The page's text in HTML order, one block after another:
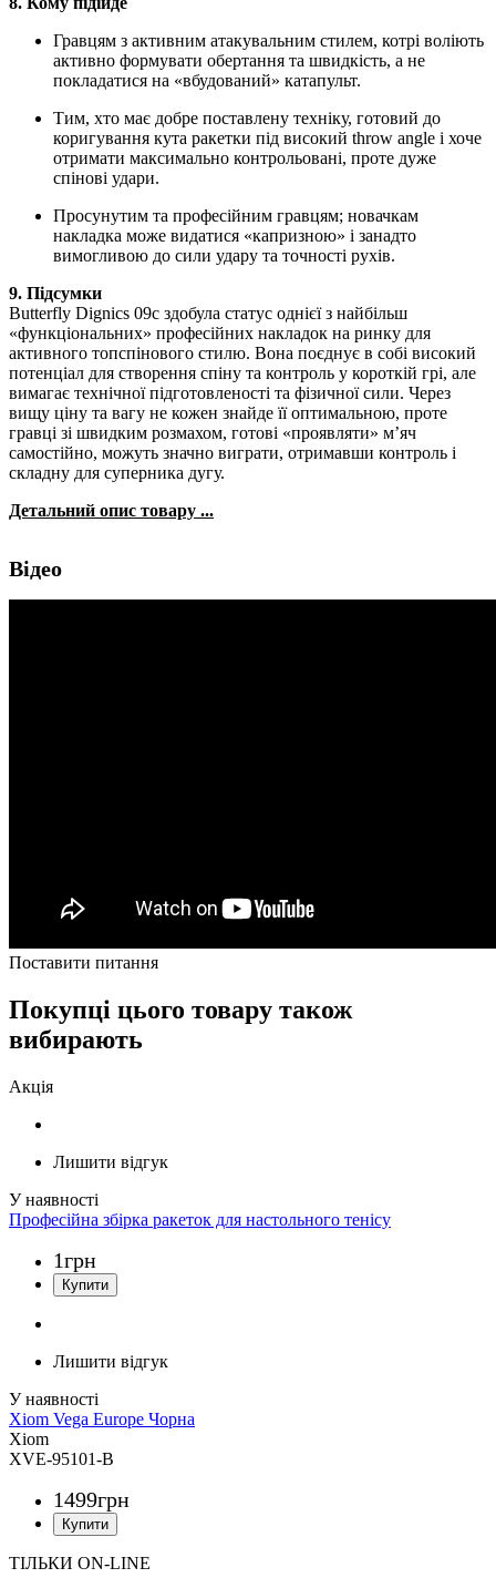
Гравцям з активним атакувальним стилем, котрі воліють
активно формувати обертання та швидкість, а не
покладатися на «вбудований» катапульт.
Тим, хто має добре поставлену техніку, готовий до
коригування кута ракетки під високий throw angle і хоче
отримати максимально контрольовані, проте дуже
спінові удари.
Просунутим та професійним гравцям; новачкам
накладка може видатися «капризною» і занадто
вимогливою до сили удару та точності рухів.
9. Підсумки
Butterfly Dignics 09c здобула статус однієї з найбільш
«функціональних» професійних накладок на ринку для
активного топспінового стилю. Вона поєднує в собі високий
потенціал для створення спіну та контроль у короткій грі, але
вимагає технічної підготовленості та фізичної сили. Через
вищу ціну та вагу не кожен знайде її оптимальною, проте
гравці зі швидким розмахом, готові «проявляти» м’яч
самостійно, можуть значно виграти, отримавши контроль і
складну для суперника дугу.
Детальний опис товару ...
Відео
Поставити питання
Покупці цього товару також
вибирають
Акція
Лишити відгук
Професійна збірка ракеток для настольного тенісу
1грн
Лишити відгук
Xiom Vega Europe Чорна
Xiom
XVE-95101-B
1499грн
ТІЛЬКИ ON-LINE